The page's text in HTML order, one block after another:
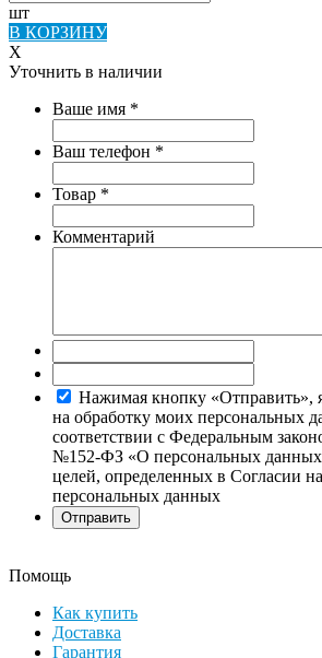
шт
В КОРЗИНУ
X
Уточнить в наличии
Ваше имя *
Ваш телефон *
Товар *
Комментарий
Нажимая кнопку «Отправить»,
на обработку моих персональных
соответствии с Федеральным
№152-ФЗ «О персональных
целей, определенных в Согласии
персональных данных
Помощь
Как купить
Доставка
Гарантия